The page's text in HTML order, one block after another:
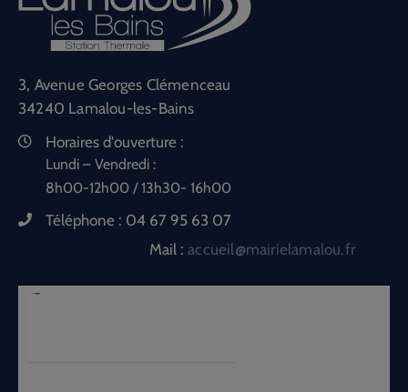
3, Avenue Georges Clémenceau
34240 Lamalou-les-Bains
Horaires d'ouverture :
Lundi – Vendredi :
8h00-12h00 / 13h30- 16h00
Téléphone : 04 67 95 63 07
Mail :accueil@mairielamalou.fr